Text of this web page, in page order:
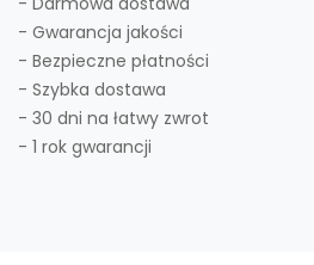
- Gwarancja jakości
- Bezpieczne płatności
- Szybka dostawa
- 30 dni na łatwy zwrot
- 1 rok gwarancji